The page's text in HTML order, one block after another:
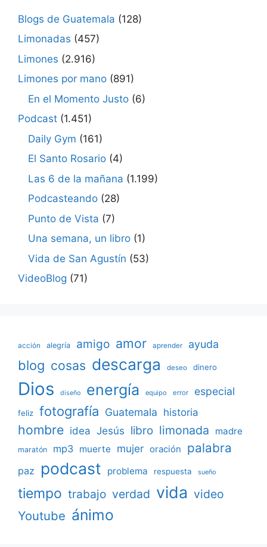
Blogs de Guatemala (128)
Limonadas (457)
Limones (2.916)
Limones por mano (891)
En el Momento Justo (6)
Podcast (1.451)
Daily Gym (161)
El Santo Rosario (4)
Las 6 de la mañana (1.199)
Podcasteando (28)
Punto de Vista (7)
Una semana, un libro (1)
Vida de San Agustín (53)
VideoBlog (71)
acción alegría amigo amor aprender ayuda
blog cosas descarga deseo dinero
Dios diseño energía equipo error especial
feliz fotografía Guatemala historia
hombre idea Jesús libro limonada madre
maratón mp3 muerte mujer oración palabra
paz podcast problema respuesta sueño
tiempo trabajo verdad vida video
Youtube ánimo